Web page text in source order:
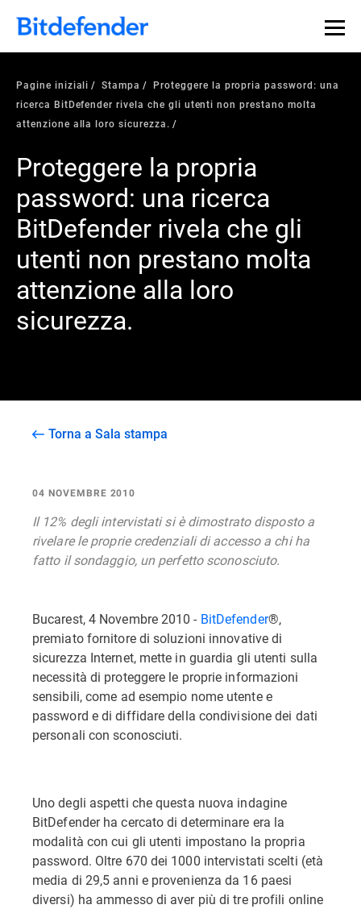
Pagine iniziali Stampa
Proteggere la propria password: una
ricerca BitDefender rivela che gli utenti non prestano molta
attenzione alla loro sicurezza.
Proteggere la propria
password: una ricerca
BitDefender rivela che gli
utenti non prestano molta
attenzione alla loro
sicurezza.
Torna a Sala stampa
04 NOVEMBRE 2010
Il 12% degli intervistati si è dimostrato disposto a
rivelare le proprie credenziali di accesso a chi ha
fatto il sondaggio, un perfetto sconosciuto.
Bucarest, 4 Novembre 2010 - BitDefender®,
premiato fornitore di soluzioni innovative di
sicurezza Internet, mette in guardia gli utenti sulla
necessità di proteggere le proprie informazioni
sensibili, come ad esempio nome utente e
password e di diffidare della condivisione dei dati
personali con sconosciuti.
Uno degli aspetti che questa nuova indagine
BitDefender ha cercato di determinare era la
modalità con cui gli utenti impostano la propria
password. Oltre 670 dei 1000 intervistati scelti (età
media di 29,5 anni e provenienza da 16 paesi
diversi) ha ammesso di aver più di tre profili online